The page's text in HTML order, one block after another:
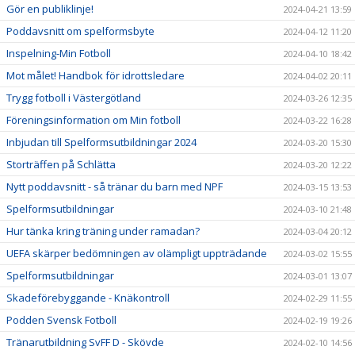
Gör en publiklinje! 2024-04-21 13:59
Poddavsnitt om spelformsbyte 2024-04-12 11:20
Inspelning-Min Fotboll 2024-04-10 18:42
Mot målet! Handbok för idrottsledare 2024-04-02 20:11
Trygg fotboll i Västergötland 2024-03-26 12:35
Föreningsinformation om Min fotboll 2024-03-22 16:28
Inbjudan till Spelformsutbildningar 2024 2024-03-20 15:30
Storträffen på Schlätta 2024-03-20 12:22
Nytt poddavsnitt - så tränar du barn med NPF 2024-03-15 13:53
Spelformsutbildningar 2024-03-10 21:48
Hur tänka kring träning under ramadan? 2024-03-04 20:12
UEFA skärper bedömningen av olämpligt uppträdande 2024-03-02 15:55
Spelformsutbildningar 2024-03-01 13:07
Skadeförebyggande - Knäkontroll 2024-02-29 11:55
Podden Svensk Fotboll 2024-02-19 19:26
Tränarutbildning SvFF D - Skövde 2024-02-10 14:56